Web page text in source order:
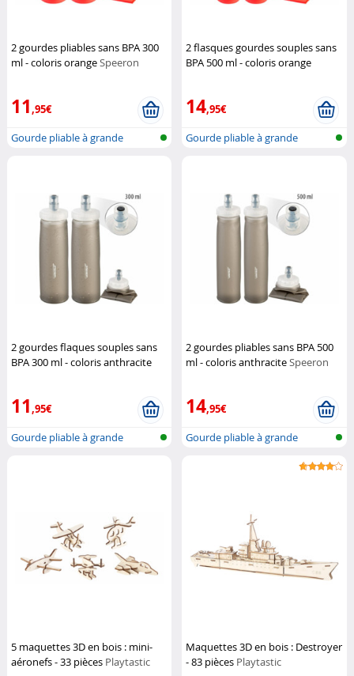
2 gourdes pliables sans BPA 300
ml - coloris orangeSpeeron
11,95€
Gourde pliable à grande
2 flasques gourdes souples sans
BPA 500 ml - coloris orange
14,95€
Gourde pliable à grande
2 gourdes flaques souples sans
BPA 300 ml - coloris anthracite
11,95€
Gourde pliable à grande
2 gourdes pliables sans BPA 500
ml - coloris anthraciteSpeeron
14,95€
Gourde pliable à grande
5 maquettes 3D en bois : mini-
aéronefs - 33 pièces Playtastic
Maquettes 3D en bois : Destroyer
- 83 pièces Playtastic